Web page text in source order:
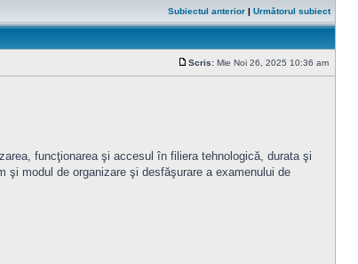
Subiectul anterior | Următorul subiect
Scris: Mie Noi 26, 2025 10:36 am
funcţionarea şi accesul în filiera tehnologică, durata şi
şi modul de organizare şi desfăşurare a examenului de